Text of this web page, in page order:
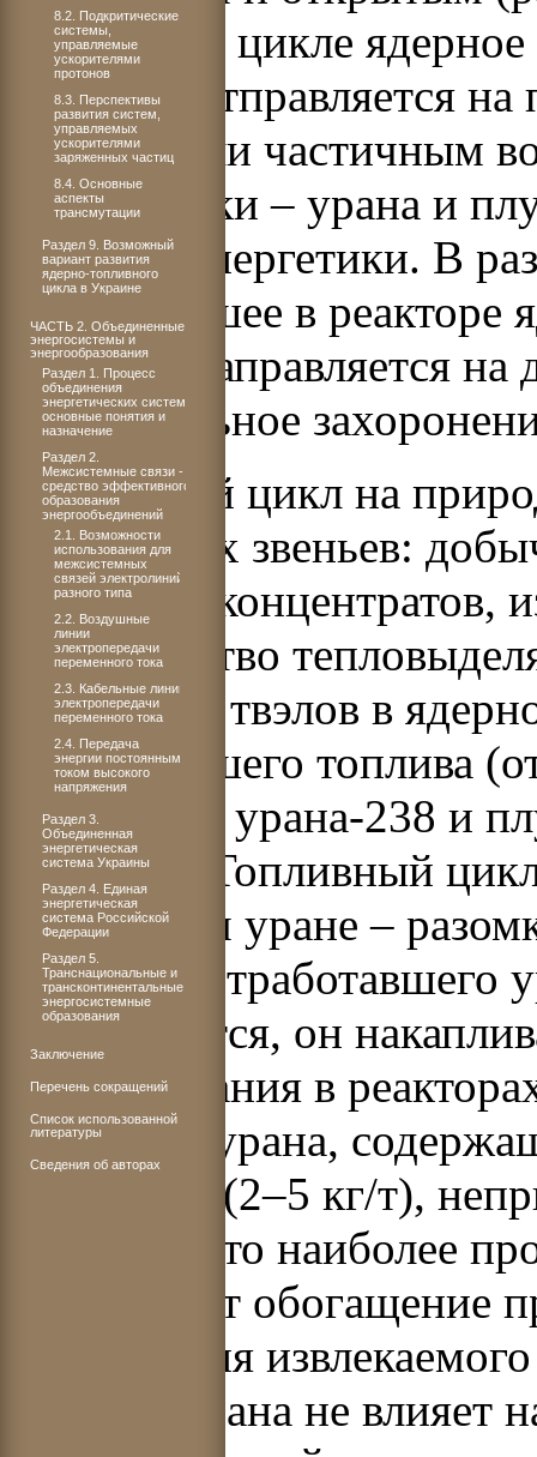
топливном цикле
реакторе отправляется
полным или частичным
переработки – урана и
атомной энергетики. В
отработавшее в
(~ 3 лет) направляется
окончательное
Топливный цикл на
следующих звеньев:
урановых концентратов,
производство
облучение твэлов в
отработавшего топлива
урана-235, урана-238 и
деления). Топливный
природном уране –
из такого отработавшего
используется, он
использования в
регенерат урана,
урана-235 (2–5 кг/т),
топлива. Это наиболее
отсутствует
регенерация
топлива урана не влияет
8.2. Подкритические
системы,
управляемые
ускорителями
протонов
8.3. Перспективы
развития систем,
управляемых
ускорителями
заряженных частиц
8.4. Основные
аспекты
трансмутации
Раздел 9. Возможный
вариант развития
ядерно-топливного
цикла в Украине
ЧАСТЬ 2. Объединенные
энергосистемы и
энергообразования
Раздел 1. Процесс
объединения
энергетических систем:
основные понятия и
назначение
Раздел 2.
Межсистемные связи -
средство эффективного
образования
энергообъединений
2.1. Возможности
использования для
межсистемных
связей электролиний
разного типа
2.2. Воздушные
линии
электропередачи
переменного тока
2.3. Кабельные линии
электропередачи
переменного тока
2.4. Передача
энергии постоянным
током высокого
напряжения
Раздел 3.
Объединенная
энергетическая
система Украины
Раздел 4. Единая
энергетическая
система Российской
Федерации
Раздел 5.
Транснациональные и
трансконтинентальные
энергосистемные
образования
Заключение
Перечень сокращений
Список использованной
литературы
Сведения об авторах